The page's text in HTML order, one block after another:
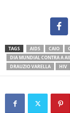
TAGS AIDS CAIO
DIA MUNDIAL CONTRA A
DRAUZIO VARELLA
HIV